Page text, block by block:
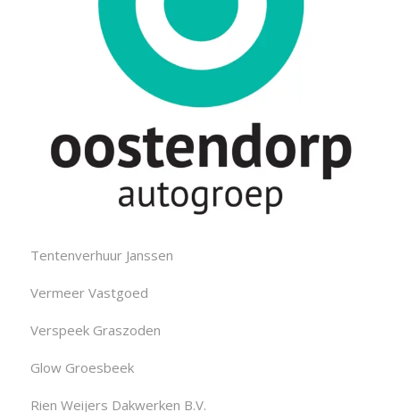
Tentenverhuur Janssen
Vermeer Vastgoed
Verspeek Graszoden
Glow Groesbeek
Rien Weijers Dakwerken B.V.